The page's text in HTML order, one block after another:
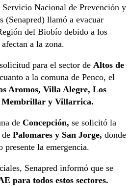
Servicio Nacional de Prevención y
(Senapred) llamó a evacuar
del Biobío debido a los
a la zona.
para el sector de Altos de
a la comuna de Penco, el
Aromos, Villa Alegre, Los
Membrillar y Villarrica.
de Concepción, se solicitó la
Palomares y San Jorge, donde
presente la emergencia.
Senapred informó que se
para todos estos sectores.